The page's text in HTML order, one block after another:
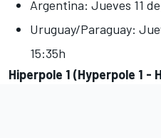
Argentina: Jueves 11
Uruguay/Paraguay:
15:35h
Hiperpole 1 (Hyperpole 1 -